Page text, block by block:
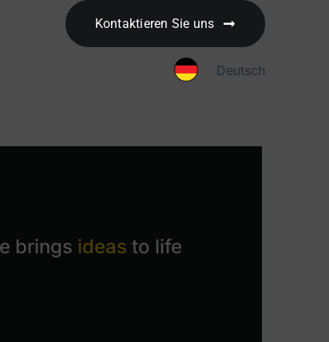
Kontaktieren Sie uns
Deutsch
brings ideas to life